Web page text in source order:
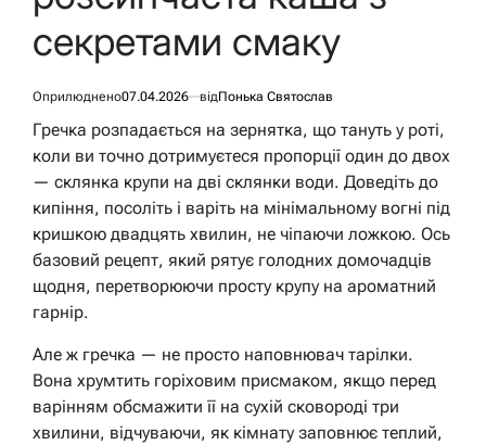
секретами смаку
Оприлюднено07.04.2026 відПонька Святослав
Гречка розпадається на зернятка, що тануть у роті,
коли ви точно дотримуєтеся пропорції один до двох
— склянка крупи на дві склянки води. Доведіть до
кипіння, посоліть і варіть на мінімальному вогні під
кришкою двадцять хвилин, не чіпаючи ложкою. Ось
базовий рецепт, який рятує голодних домочадців
щодня, перетворюючи просту крупу на ароматний
гарнір.
Але ж гречка — не просто наповнювач тарілки.
Вона хрумтить горіховим присмаком, якщо перед
варінням обсмажити її на сухій сковороді три
хвилини, відчуваючи, як кімнату заповнює теплий,